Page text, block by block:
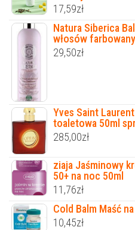
17,59zł
Natura Siberica
włosów
29,50zł
Yves Saint
toaletowa 50ml
285,00zł
ziaja Jaśminowy
50+ na noc 50ml
11,76zł
Cold Balm Maść
10,45zł